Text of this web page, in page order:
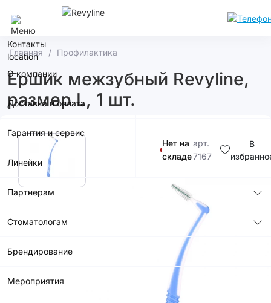
Контакты
О компании
Доставка и оплата
Гарантия и сервис
Линейки
Партнерам
Стоматологам
Брендирование
Мероприятия
Главная Профилактика
Ершик межзубный Revyline,
размер L, 1 шт.
Нет на
складе
арт.
7167
В
150р.
Купить в
приложении
со скидкой
Цвет